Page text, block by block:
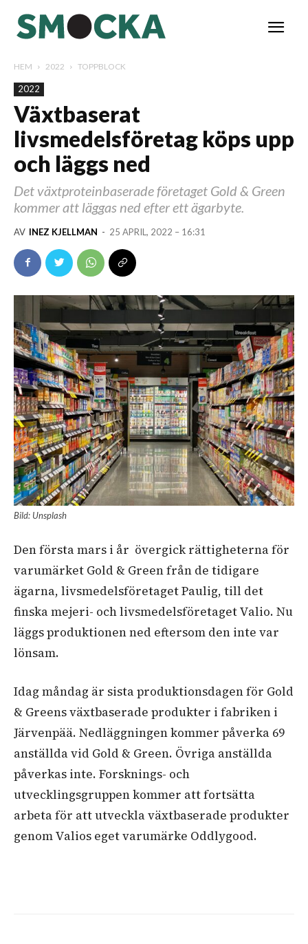
HEM 2022 TOPPBLOCK
2022
Växtbaserat
livsmedelsföretag köps upp
och läggs ned
Det växtproteinbaserade företaget Gold & Green
kommer att läggas ned efter ett ägarbyte.
AV INEZ KJELLMAN - 25 APRIL, 2022 – 16:31
Bild: Unsplash
Den första mars i år övergick rättigheterna för
varumärket Gold & Green från de tidigare
ägarna, livsmedelsföretaget Paulig, till det
finska mejeri- och livsmedelsföretaget Valio. Nu
läggs produktionen ned eftersom den inte var
lönsam.
Idag måndag är sista produktionsdagen för Gold
& Greens växtbaserade produkter i fabriken i
Järvenpää. Nedläggningen kommer påverka 69
anställda vid Gold & Green. Övriga anställda
påverkas inte. Forsknings- och
utvecklingsgruppen kommer att fortsätta
arbeta för att utveckla växtbaserade produkter
genom Valios eget varumärke Oddlygood.